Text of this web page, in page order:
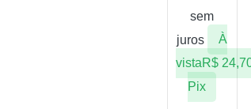
sem
juros
À
vistaR$
Pix